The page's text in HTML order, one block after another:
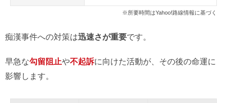
※所要時間はYahoo!路線情報に基づく
痴漢事件への対策は迅速さが重要です。
早急な勾留阻止や不起訴に向けた活動が、その後の命運に
影響します。